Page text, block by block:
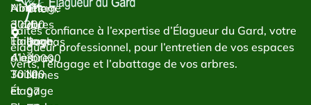
Faites confiance à l’expertise d’Élagueur du Gard, votre
élagueur professionnel, pour l’entretien de vos espaces
verts, l’élagage et l’abattage de vos arbres.
Abattage
d’arbres
Taillage
d’arbres
Taille
et
Nîmes
30000
Élagage
Alès
30100
Élagage
Chem.
du
Bachas
30000
Nîmes
07